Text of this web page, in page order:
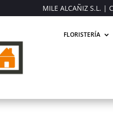
MILE ALCAÑIZ S.L. |
FLORISTERÍA